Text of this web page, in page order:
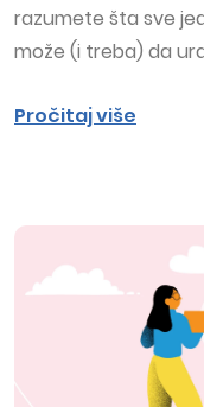
razumete šta sve
može (i treba) da
Pročitaj više